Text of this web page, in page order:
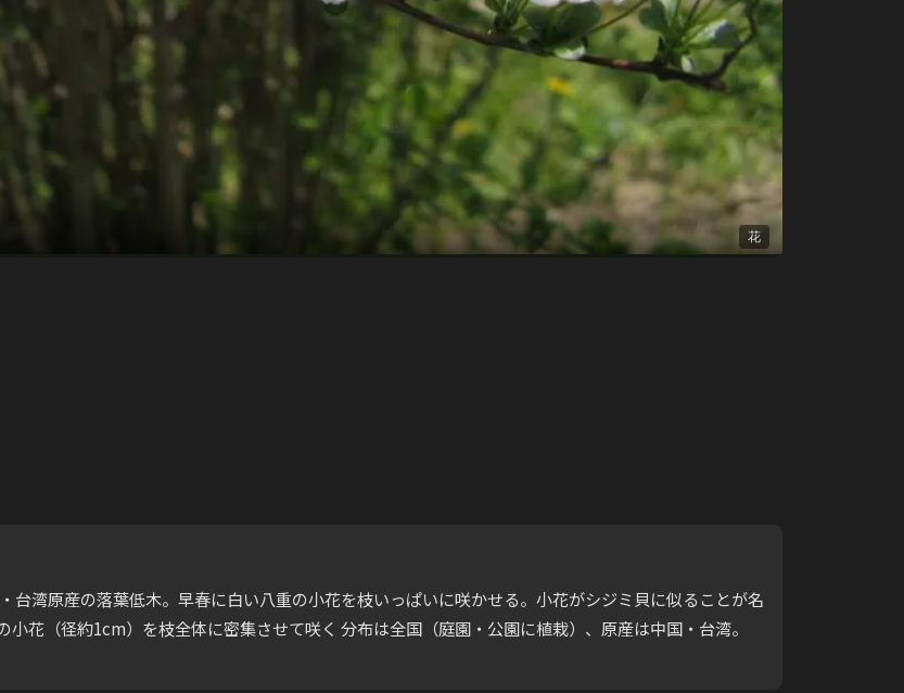
花
湾原産の落葉低木。早春に白い八重の小花を枝いっぱいに咲かせる。小花がシジミ貝に似ることが名
花（径約1cm）を枝全体に密集させて咲く 分布は全国（庭園・公園に植栽）、原産は中国・台湾。